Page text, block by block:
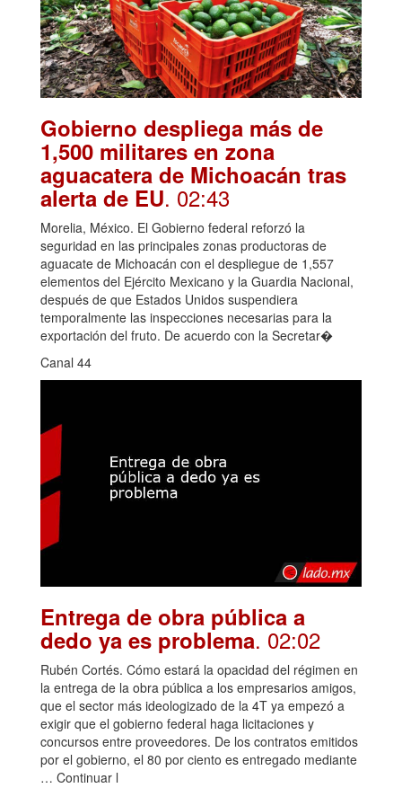
Gobierno despliega más de
1,500 militares en zona
aguacatera de Michoacán tras
alerta de EU. 02:43
Morelia, México. El Gobierno federal reforzó la
seguridad en las principales zonas productoras de
aguacate de Michoacán con el despliegue de 1,557
elementos del Ejército Mexicano y la Guardia Nacional,
después de que Estados Unidos suspendiera
temporalmente las inspecciones necesarias para la
exportación del fruto. De acuerdo con la Secretar�
Canal 44
Entrega de obra pública a
dedo ya es problema. 02:02
Rubén Cortés. Cómo estará la opacidad del régimen en
la entrega de la obra pública a los empresarios amigos,
que el sector más ideologizado de la 4T ya empezó a
exigir que el gobierno federal haga licitaciones y
concursos entre proveedores. De los contratos emitidos
por el gobierno, el 80 por ciento es entregado mediante
… Continuar l